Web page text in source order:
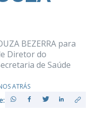
BEZERRA para
Diretor do
de Saúde
ATRÁS